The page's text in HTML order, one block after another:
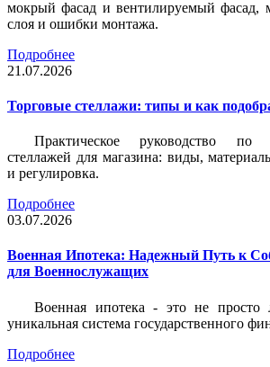
мокрый фасад и вентилируемый фасад,
слоя и ошибки монтажа.
Подробнее
21.07.2026
Торговые стеллажи: типы и как
Практическое руководство по
стеллажей для магазина: виды,
и регулировка.
Подробнее
03.07.2026
Военная Ипотека: Надежный Путь к
для Военнослужащих
Военная ипотека - это не просто
уникальная система государственного
Подробнее